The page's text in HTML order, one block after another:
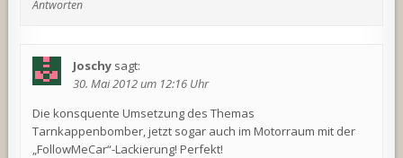
Antworten
Joschy sagt:
30. Mai 2012 um 12:16 Uhr
Die konsquente Umsetzung des Themas
Tarnkappenbomber, jetzt sogar auch im Motorraum mit der
„FollowMeCar“-Lackierung! Perfekt!